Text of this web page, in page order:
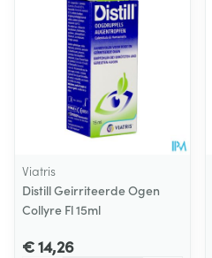
Viatris
Distill Geirriteerde Ogen
Collyre Fl 15ml
€ 14,26